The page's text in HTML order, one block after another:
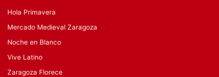
Hola Primavera
Mercado Medieval Zaragoza
Noche en Blanco
Vive Latino
Zaragoza Florece